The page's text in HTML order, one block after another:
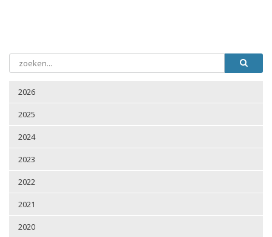
2026
2025
2024
2023
2022
2021
2020